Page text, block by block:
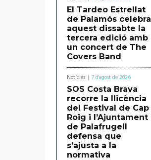
El Tardeo Estrellat
de Palamós celebra
aquest dissabte la
tercera edició amb
un concert de The
Covers Band
Notícies 7 d'agost de 2026
SOS Costa Brava
recorre la llicència
del Festival de Cap
Roig i l’Ajuntament
de Palafrugell
defensa que
s’ajusta a la
normativa